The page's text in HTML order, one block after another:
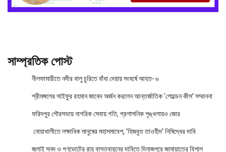
সাম্প্রতিক পোস্ট
নীলফামারীতে নদীর বালু চুরিতে বাঁধা দেয়ায় সংঘর্ষে আহত- ৬
শ্রীমঙ্গলের সাইফুর রহমান জাবেদ অর্জন করলেন আন্তর্জাতিক ‘গোল্ডেন কীস’ সম্মাননা
ফরিদপুর পৌরসভায় নাগরিক সেবায় গতি, প্রশাসনিক শৃঙ্খলায়ও জোর
নোয়াখালীতে লক্ষাধিক মানুষের মহাসমাবেশ, ‘হিজবুত তাওহীদ’ নিষিদ্ধের দাবি
জুলাই সনদ ও গণভোটের রায় বাস্তবায়নের দাবিতে দিনাজপুরে জামায়াতের বিশাল